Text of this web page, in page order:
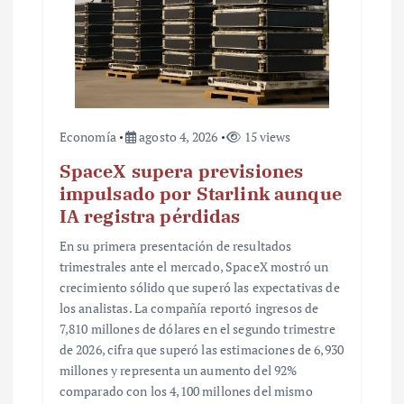
Economía agosto 4, 2026 15 views
SpaceX supera previsiones
impulsado por Starlink aunque
IA registra pérdidas
En su primera presentación de resultados
trimestrales ante el mercado, SpaceX mostró un
crecimiento sólido que superó las expectativas de
los analistas. La compañía reportó ingresos de
7,810 millones de dólares en el segundo trimestre
de 2026, cifra que superó las estimaciones de 6,930
millones y representa un aumento del 92%
comparado con los 4,100 millones del mismo